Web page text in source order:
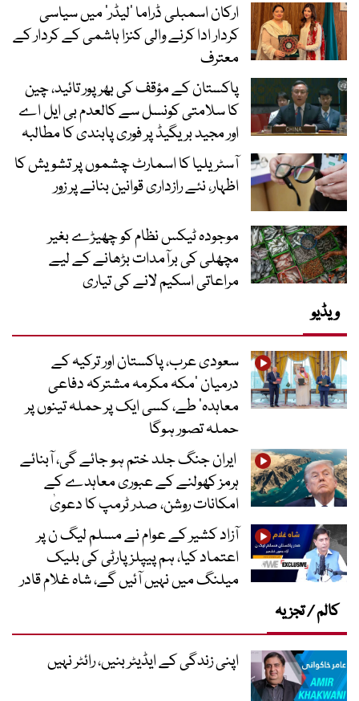
ارکان اسمبلی ڈراما ’لیڈر‘ میں سیاسی
کردار ادا کرنے والی کنزا ہاشمی کے کردار کے
معترف
پاکستان کے مؤقف کی بھرپور تائید، چین
کا سلامتی کونسل سے کالعدم بی ایل اے
اور مجید بریگیڈ پر فوری پابندی کا مطالبہ
آسٹریلیا کا اسمارٹ چشموں پر تشویش کا
اظہار، نئے رازداری قوانین بنانے پر زور
موجودہ ٹیکس نظام کو چھیڑے بغیر
مچھلی کی برآمدات بڑھانے کے لیے
مراعاتی اسکیم لانے کی تیاری
ویڈیو
سعودی عرب، پاکستان اور ترکیہ کے
درمیان ’مکہ مکرمہ مشترکہ دفاعی
معاہدہ‘ طے، کسی ایک پر حملہ تینوں پر
حملہ تصور ہوگا
ایران جنگ جلد ختم ہو جائے گی، آبنائے
ہرمز کھولنے کے عبوری معاہدے کے
امکانات روشن، صدر ٹرمپ کا دعویٰ
آزاد کشیر کے عوام نے مسلم لیگ ن پر
اعتماد کیا، ہم پیپلز پارٹی کی بلیک
میلنگ میں نہیں آئیں گے، شاہ غلام قادر
کالم / تجزیہ
اپنی زندگی کے ایڈیٹر بنیں، رائٹر نہیں